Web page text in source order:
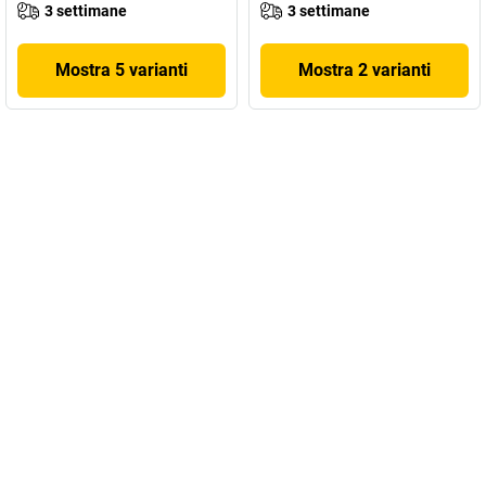
3 settimane
Mostra 5 varianti
3 settimane
Mostra 2 varianti